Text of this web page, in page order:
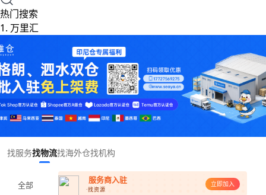
热门搜索
1. 万里汇
找服务找物流找海外仓找机构
全部 服务商入驻
·找资源
立即加入